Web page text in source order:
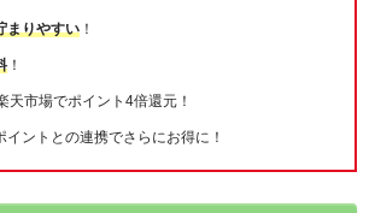
まりやすい ！
！
天市場でポイント4倍還元！
イントとの連携でさらにお得に！